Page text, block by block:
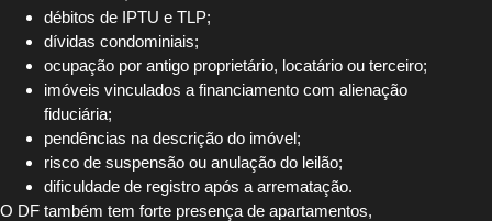
débitos de IPTU e TLP;
dívidas condominiais;
ocupação por antigo proprietário, locatário ou terceiro;
imóveis vinculados a financiamento com alienação
fiduciária;
pendências na descrição do imóvel;
risco de suspensão ou anulação do leilão;
dificuldade de registro após a arrematação.
O DF também tem forte presença de apartamentos,